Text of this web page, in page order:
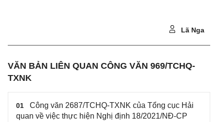
Lã Nga
VĂN BẢN LIÊN QUAN CÔNG VĂN 969/TCHQ-
TXNK
01
Công văn 2687/TCHQ-TXNK của Tổng cục Hải
quan về việc thực hiện Nghị định 18/2021/NĐ-CP